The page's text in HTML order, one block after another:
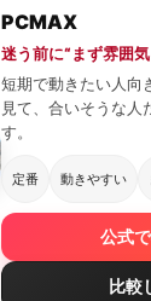
PCMAX
迷う前に“まず雰囲
短期で動きたい人向
見て、合いそうな人
す。
定番 動きやすい
公式
比較